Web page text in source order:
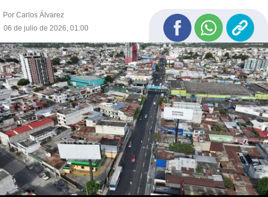
Por Carlos Álvarez
06 de julio de 2026, 01:00